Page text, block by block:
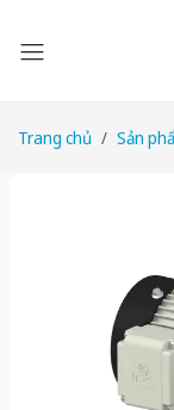
Trang chủ Sản